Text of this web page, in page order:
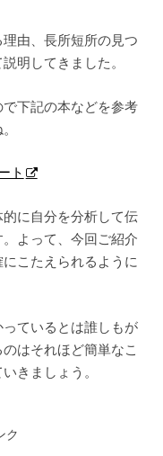
由、長所短所の見つ
明してきました。
下記の本などを参考
ト
に自分を分析して伝
よって、今回ご紹介
こたえられるように
ているとは誰しもが
はそれほど簡単なこ
きましょう。
ク